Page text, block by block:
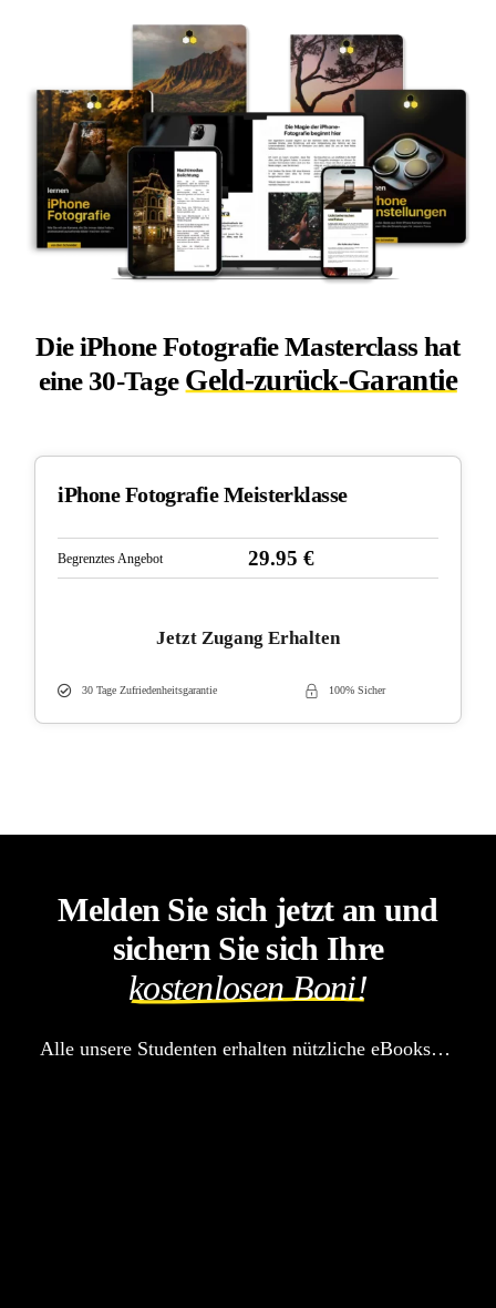
Die iPhone Fotografie Masterclass hat
eine 30-Tage Geld-zurück-Garantie
iPhone Fotografie Meisterklasse
Begrenztes Angebot 29.95 €
Jetzt Zugang Erhalten
30 Tage Zufriedenheitsgarantie 100% Sicher
Melden Sie sich jetzt an und
sichern Sie sich Ihre
kostenlosen Boni!
Alle unsere Studenten erhalten nützliche eBooks…